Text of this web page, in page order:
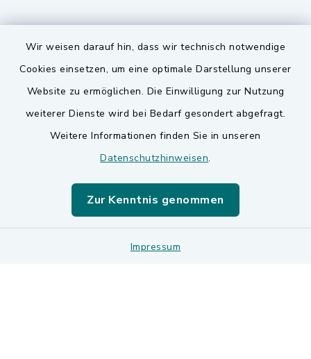
Wir weisen darauf hin, dass wir technisch notwendige
Cookies einsetzen, um eine optimale Darstellung unserer
Website zu ermöglichen. Die Einwilligung zur Nutzung
weiterer Dienste wird bei Bedarf gesondert abgefragt.
Weitere Informationen finden Sie in unseren
Datenschutzhinweisen.
Zur Kenntnis genommen
Impressum
Barrierefreiheit
Impressum
Sitemap